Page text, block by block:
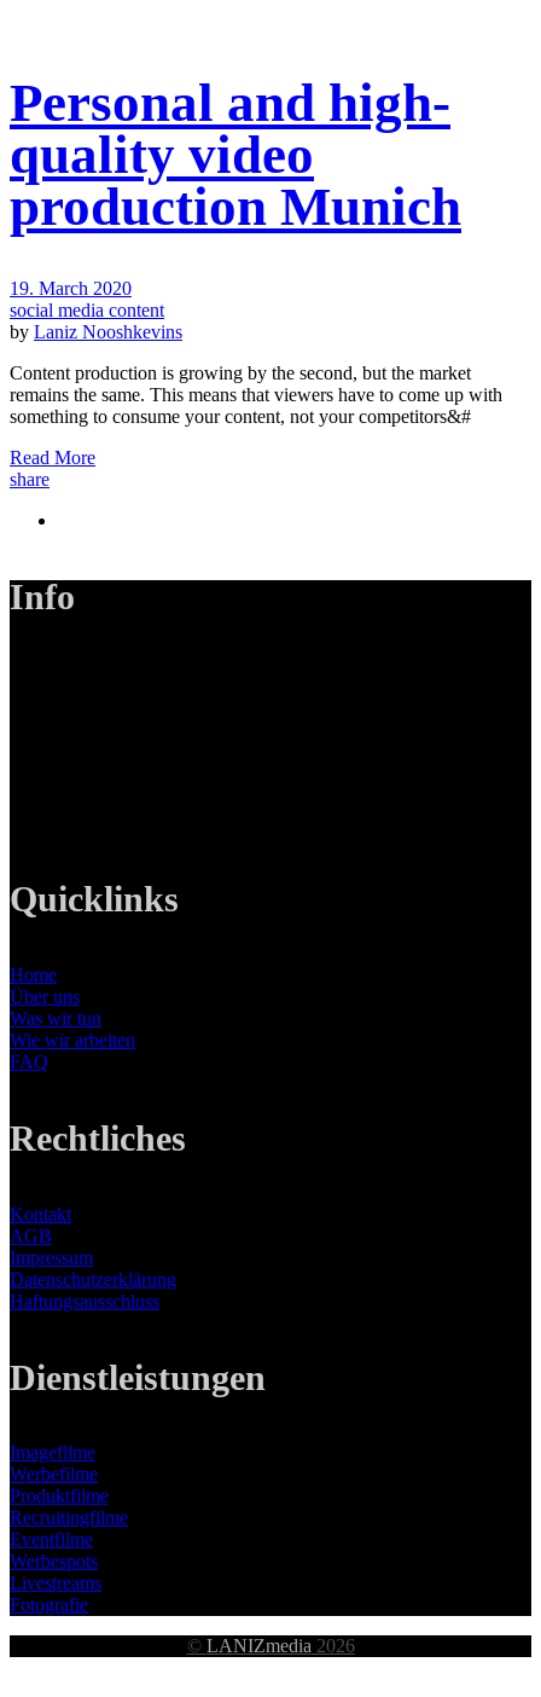
Personal and high-
quality video
production Munich
19. March 2020
social media content
by Laniz Nooshkevins
Content production is growing by the second, but the market
remains the same. This means that viewers have to come up with
something to consume your content, not your competitors&#
Read More
share
Info
Quicklinks
Home
Über uns
Was wir tun
Wie wir arbeiten
FAQ
Rechtliches
Kontakt
AGB
Impressum
Datenschutzerklärung
Haftungsausschluss
Dienstleistungen
Imagefilme
Werbefilme
Produktfilme
Recruitingfilme
Eventfilme
Werbespots
Livestreams
Fotografie
© LANIZmedia 2026